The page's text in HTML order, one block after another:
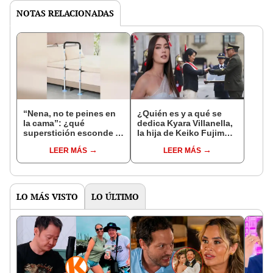
NOTAS RELACIONADAS
“Nena, no te peines en
la cama”: ¿qué
superstición esconde la
Enanitos Verdes?
LEER MÁS
¿Quién es y a qué se
dedica Kyara Villanella,
la hija de Keiko Fujimori
nivel nacional?
LEER MÁS
LO MÁS VISTO LO ÚLTIMO